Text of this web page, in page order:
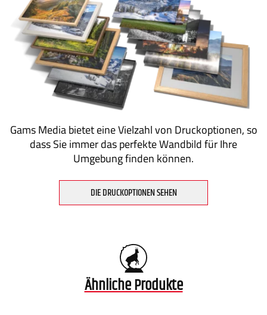
Gams Media bietet eine Vielzahl von Druckoptionen, so
dass Sie immer das perfekte Wandbild für Ihre
Umgebung finden können.
DIE DRUCKOPTIONEN SEHEN
Ähnliche Produkte